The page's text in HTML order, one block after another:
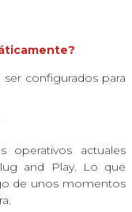
configurados para
operativos actuales
and Play. Lo que
de unos momentos